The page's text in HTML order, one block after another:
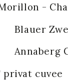
-
Blauer
Annaberg
privat cuvee